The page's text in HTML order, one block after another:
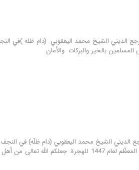
المسلمين بالخير والبركات والأمان​
/ 2026 م) هو الأول من شهر شعبان المعظّم لعام